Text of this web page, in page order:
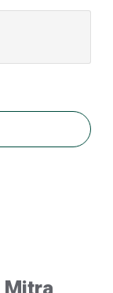
Mitra